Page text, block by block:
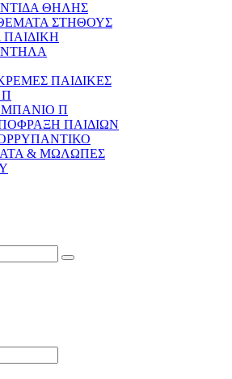
ΘΗΛΗΣ
ΣΤΗΘΟΥΣ
ΠΑΙΔΙΚΕΣ
Π
Π
ΠΑΙΔΙΩΝ
& ΜΩΛΩΠΕΣ